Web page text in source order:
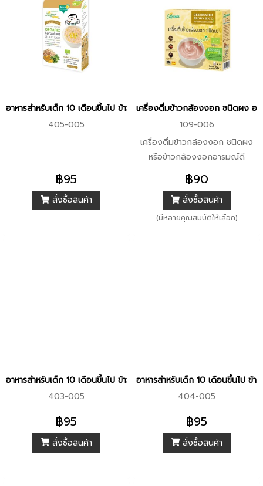
อาหารสำหรับเด็ก 10 เดือนขึ้นไป ข้าวกล้องงอกออร์แกนิค ผสมผักโขมแ
405-005
฿95
สั่งซื้อสินค้า
เครื่องดื่มข้าวกล้องงอก ชนิดผง อ
109-006
เครื่องดื่มข้าวกล้องงอก ชนิดผง
หรือข้าวกล้องงอกอารมณ์ดี
เป็นการนำข้าวกล้องออร์แกนิคที่
ผ่านการคัดสรร และเพาะปลูกโดยไม่
ใช้สารเคมี (Organic Process)
จากชุมชนชาวนาเกษตรอินทรีย์
฿90
สั่งซื้อสินค้า
(มีหลายคุณสมบัติให้เลือก)
อาหารสำหรับเด็ก 10 เดือนขึ้นไป ข้าวกล้องงอกออร์แกนิค ผสมข้าวโพดห
403-005
฿95
สั่งซื้อสินค้า
อาหารสำหรับเด็ก 10 เดือนขึ้นไป
404-005
฿95
สั่งซื้อสินค้า